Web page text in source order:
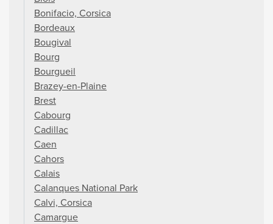
Bonifacio, Corsica
Bordeaux
Bougival
Bourg
Bourgueil
Brazey-en-Plaine
Brest
Cabourg
Cadillac
Caen
Cahors
Calais
Calanques National Park
Calvi, Corsica
Camargue